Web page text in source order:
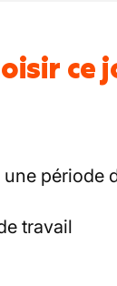
ce
période
travail